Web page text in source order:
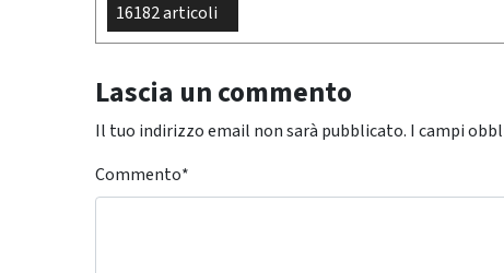
16182 articoli
Lascia un commento
Il tuo indirizzo email non sarà pubblicato. I campi
Commento*